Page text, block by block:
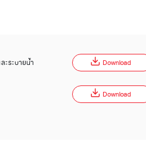
ะระบายน้ำ Download
Download